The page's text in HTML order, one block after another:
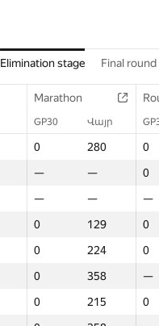
Elimination stage Final round
Marathon
GP30 Վայր
0 280
0
— —
0
— —
—
0 129
0
0 224
0
0 358
—
0 215
0
Marathon
GP30 Վայր
0 280
0
— —
0
— —
—
0 129
0
0 224
0
0 358
—
0 215
0